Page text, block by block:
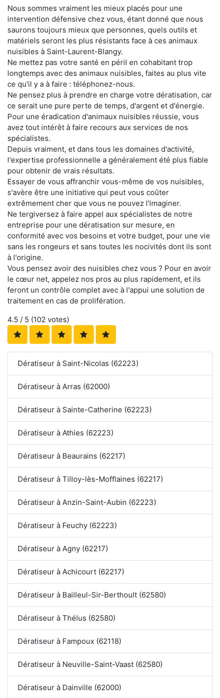
Nous sommes vraiment les mieux placés pour une
intervention défensive chez vous, étant donné que nous
saurons toujours mieux que personnes, quels outils et
matériels seront les plus résistants face à ces animaux
nuisibles à Saint-Laurent-Blangy.
Ne mettez pas votre santé en péril en cohabitant trop
longtemps avec des animaux nuisibles, faites au plus vite
ce qu'il y a à faire : téléphonez-nous.
Ne pensez plus à prendre en charge votre dératisation, car
ce serait une pure perte de temps, d'argent et d'énergie.
Pour une éradication d'animaux nuisibles réussie, vous
avez tout intérêt à faire recours aux services de nos
spécialistes.
Depuis vraiment, et dans tous les domaines d'activité,
l'expertise professionnelle a généralement été plus fiable
pour obtenir de vrais résultats.
Essayer de vous affranchir vous-même de vos nuisibles,
s'avère être une initiative qui peut vous coûter
extrêmement cher que vous ne pouvez l'imaginer.
Ne tergiversez à faire appel aux spécialistes de notre
entreprise pour une dératisation sur mesure, en
conformité avec vos besoins et votre budget, pour une vie
sans les rongeurs et sans toutes les nocivités dont ils sont
à l'origine.
Vous pensez avoir des nuisibles chez vous ? Pour en avoir
le cœur net, appelez nos pros au plus rapidement, et ils
feront un contrôle complet avec à l'appui une solution de
traitement en cas de prolifération.
4.5 / 5 (102 votes)
Dératiseur à Saint-Nicolas (62223)
Dératiseur à Arras (62000)
Dératiseur à Sainte-Catherine (62223)
Dératiseur à Athies (62223)
Dératiseur à Beaurains (62217)
Dératiseur à Tilloy-lès-Mofflaines (62217)
Dératiseur à Anzin-Saint-Aubin (62223)
Dératiseur à Feuchy (62223)
Dératiseur à Agny (62217)
Dératiseur à Achicourt (62217)
Dératiseur à Bailleul-Sir-Berthoult (62580)
Dératiseur à Thélus (62580)
Dératiseur à Fampoux (62118)
Dératiseur à Neuville-Saint-Vaast (62580)
Dératiseur à Dainville (62000)